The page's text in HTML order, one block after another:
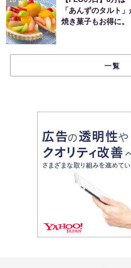
「あんずのタルト
焼き菓子もお得に。
一覧